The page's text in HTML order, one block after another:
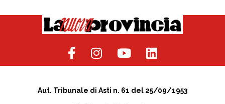
Aut. Tribunale di Asti n. 61 del 25/09/1953